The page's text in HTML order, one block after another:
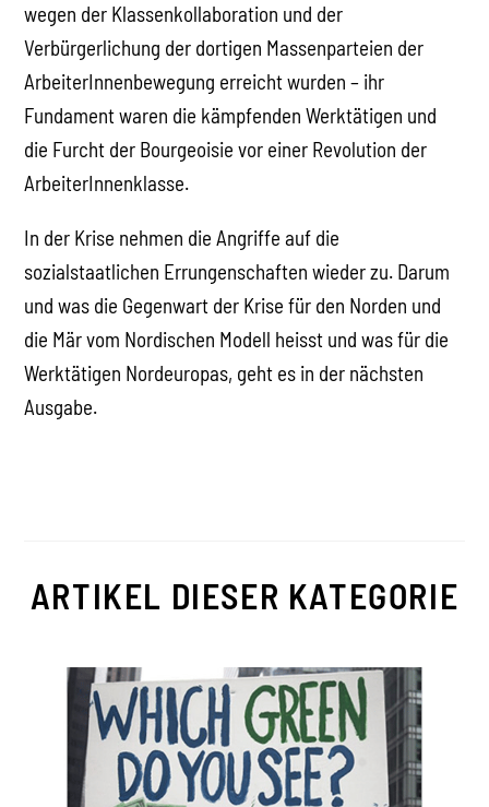
wegen der Klassenkollaboration und der
Verbürgerlichung der dortigen Massenparteien der
ArbeiterInnenbewegung erreicht wurden – ihr
Fundament waren die kämpfenden Werktätigen und
die Furcht der Bourgeoisie vor einer Revolution der
ArbeiterInnenklasse.
In der Krise nehmen die Angriffe auf die
sozialstaatlichen Errungenschaften wieder zu. Darum
und was die Gegenwart der Krise für den Norden und
die Mär vom Nordischen Modell heisst und was für die
Werktätigen Nordeuropas, geht es in der nächsten
Ausgabe.
ARTIKEL DIESER KATEGORIE